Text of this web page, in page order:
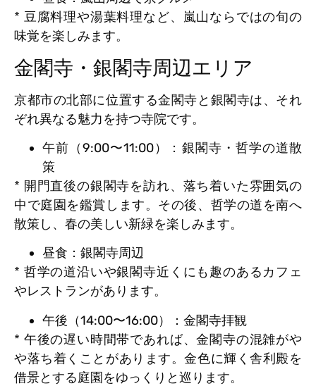
* 豆腐料理や湯葉料理など、嵐山ならではの旬の
味覚を楽しみます。
金閣寺・銀閣寺周辺エリア
京都市の北部に位置する金閣寺と銀閣寺は、それ
ぞれ異なる魅力を持つ寺院です。
午前（9:00〜11:00）：銀閣寺・哲学の道散
策
* 開門直後の銀閣寺を訪れ、落ち着いた雰囲気の
中で庭園を鑑賞します。その後、哲学の道を南へ
散策し、春の美しい新緑を楽しみます。
昼食：銀閣寺周辺
* 哲学の道沿いや銀閣寺近くにも趣のあるカフェ
やレストランがあります。
午後（14:00〜16:00）：金閣寺拝観
* 午後の遅い時間帯であれば、金閣寺の混雑がや
や落ち着くことがあります。金色に輝く舎利殿を
借景とする庭園をゆっくりと巡ります。